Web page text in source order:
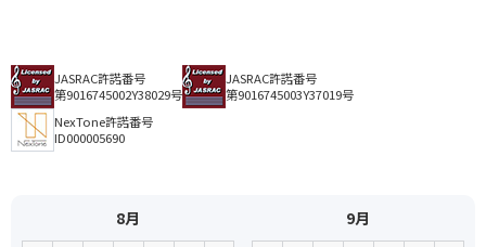
JASRAC許諾番号
第9016745002Y38029号
JASRAC許諾番号
第9016745003Y37019号
NexTone許諾番号
ID000005690
8月 9月